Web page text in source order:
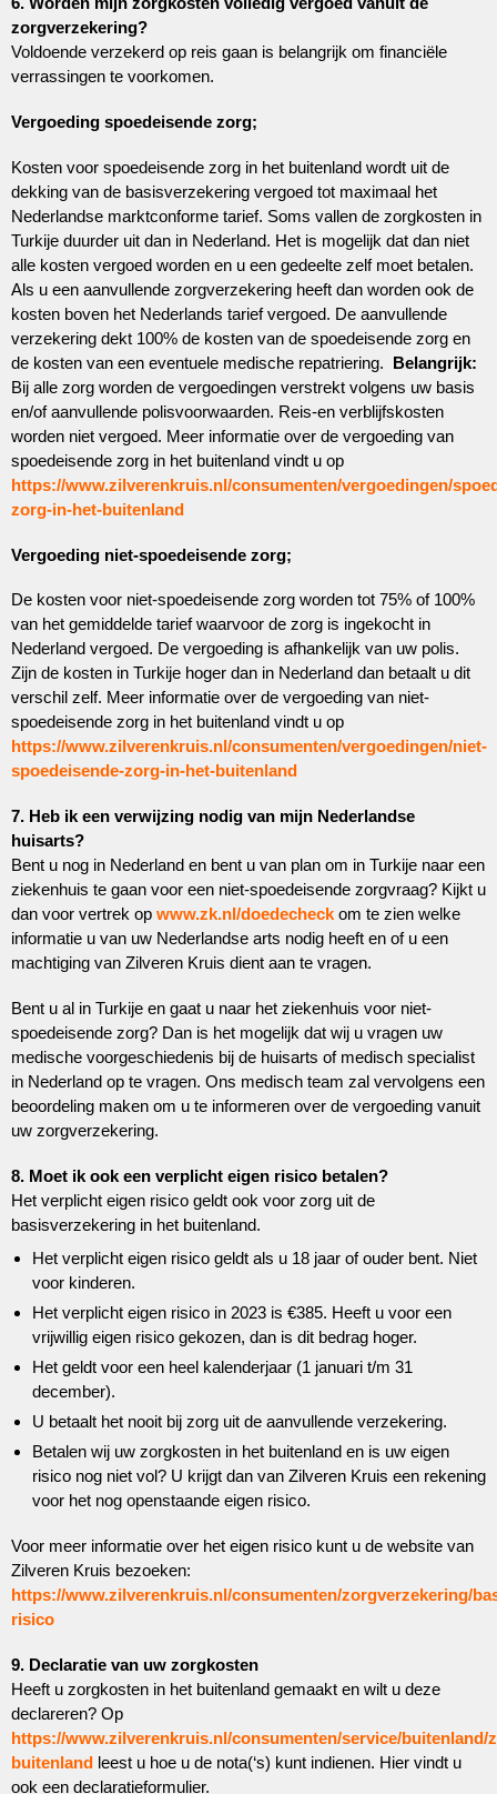
zorgverzekering?
Voldoende verzekerd op reis gaan is belangrijk om financiële
verrassingen te voorkomen.
Vergoeding spoedeisende zorg;
Kosten voor spoedeisende zorg in het buitenland wordt uit de
dekking van de basisverzekering vergoed tot maximaal het
Nederlandse marktconforme tarief. Soms vallen de zorgkosten in
Turkije duurder uit dan in Nederland. Het is mogelijk dat dan niet
alle kosten vergoed worden en u een gedeelte zelf moet betalen.
Als u een aanvullende zorgverzekering heeft dan worden ook de
kosten boven het Nederlands tarief vergoed. De aanvullende
verzekering dekt 100% de kosten van de spoedeisende zorg en
de kosten van een eventuele medische repatriering. Belangrijk:
Bij alle zorg worden de vergoedingen verstrekt volgens uw basis
en/of aanvullende polisvoorwaarden. Reis-en verblijfskosten
worden niet vergoed. Meer informatie over de vergoeding van
spoedeisende zorg in het buitenland vindt u op
https://www.zilverenkruis.nl/consumenten/vergoedingen/
zorg-in-het-buitenland
Vergoeding niet-spoedeisende zorg;
De kosten voor niet-spoedeisende zorg worden tot 75% of 100%
van het gemiddelde tarief waarvoor de zorg is ingekocht in
Nederland vergoed. De vergoeding is afhankelijk van uw polis.
Zijn de kosten in Turkije hoger dan in Nederland dan betaalt u dit
verschil zelf. Meer informatie over de vergoeding van niet-
spoedeisende zorg in het buitenland vindt u op
https://www.zilverenkruis.nl/consumenten/vergoedingen/niet-
spoedeisende-zorg-in-het-buitenland
7. Heb ik een verwijzing nodig van mijn Nederlandse
huisarts?
Bent u nog in Nederland en bent u van plan om in Turkije naar een
ziekenhuis te gaan voor een niet-spoedeisende zorgvraag? Kijkt u
dan voor vertrek op www.zk.nl/doedecheck om te zien welke
informatie u van uw Nederlandse arts nodig heeft en of u een
machtiging van Zilveren Kruis dient aan te vragen.
Bent u al in Turkije en gaat u naar het ziekenhuis voor niet-
spoedeisende zorg? Dan is het mogelijk dat wij u vragen uw
medische voorgeschiedenis bij de huisarts of medisch specialist
in Nederland op te vragen. Ons medisch team zal vervolgens een
beoordeling maken om u te informeren over de vergoeding vanuit
uw zorgverzekering.
8. Moet ik ook een verplicht eigen risico betalen?
Het verplicht eigen risico geldt ook voor zorg uit de
basisverzekering in het buitenland.
Het verplicht eigen risico geldt als u 18 jaar of ouder bent. Niet
voor kinderen.
Het verplicht eigen risico in 2023 is €385. Heeft u voor een
vrijwillig eigen risico gekozen, dan is dit bedrag hoger.
Het geldt voor een heel kalenderjaar (1 januari t/m 31
december).
U betaalt het nooit bij zorg uit de aanvullende verzekering.
Betalen wij uw zorgkosten in het buitenland en is uw eigen
risico nog niet vol? U krijgt dan van Zilveren Kruis een rekening
voor het nog openstaande eigen risico.
Voor meer informatie over het eigen risico kunt u de website van
Zilveren Kruis bezoeken:
https://www.zilverenkruis.nl/consumenten/zorgverzekering/
risico
9. Declaratie van uw zorgkosten
Heeft u zorgkosten in het buitenland gemaakt en wilt u deze
declareren? Op
https://www.zilverenkruis.nl/consumenten/service/buitenland/
buitenland leest u hoe u de nota(‘s) kunt indienen. Hier vindt u
ook een declaratieformulier.